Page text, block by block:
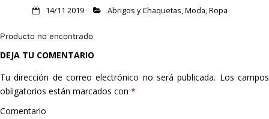
Hogar
Informática
14/11 2019 Abrigos y Chaquetas,Moda,Ropa
Producto no encontrado
DEJA TU COMENTARIO
Tu dirección de correo electrónico no será publicada. Los campos
obligatorios están marcados con *
Comentario